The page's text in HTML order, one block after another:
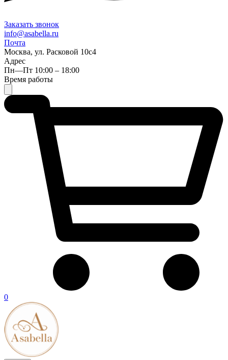
Заказать звонок
info@asabella.ru
Почта
Москва, ул. Расковой 10с4
Адрес
Пн—Пт 10:00 – 18:00
Время работы
0